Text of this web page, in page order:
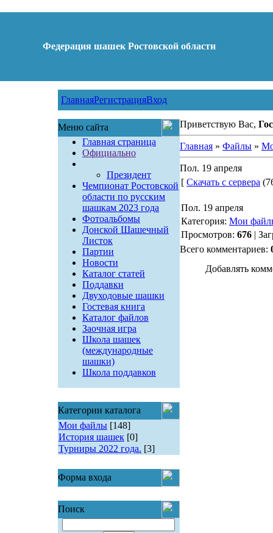
Федерация шашек Ростовской области
ГлавнаяРегистрацияВход
Меню сайта
Главная страница
Официально
Президент
Чемпионат Ростовской
области по русским
шашкам 2023 года
Фотоальбомы
Донской Шашечный
Листок
Партии
Новости
Каталог статей
Поддавки
Двуходовые шашки
Гостевая книга
Каталог файлов
Заочная игра
Школа шашек
(международные
шашки)
Школа поддавков
Категории каталога
Мои файлы [148]
История шашек [0]
Турниры 2022 года. [3]
Форма входа
Поиск
Приветствую Вас,
Главная» Файлы»
Пол. 19 апреля
[ Скачать с сервера
Пол. 19 апреля
Категория: Мои
Просмотров: 676|
Всего комментариев:
Добавлять